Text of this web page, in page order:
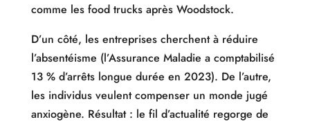
comme les food trucks après Woodstock.
D’un côté, les entreprises cherchent à réduire
l’absentéisme (l’Assurance Maladie a comptabilisé
13 % d’arrêts longue durée en 2023). De l’autre,
les individus veulent compenser un monde jugé
anxiogène. Résultat : le fil d’actualité regorge de